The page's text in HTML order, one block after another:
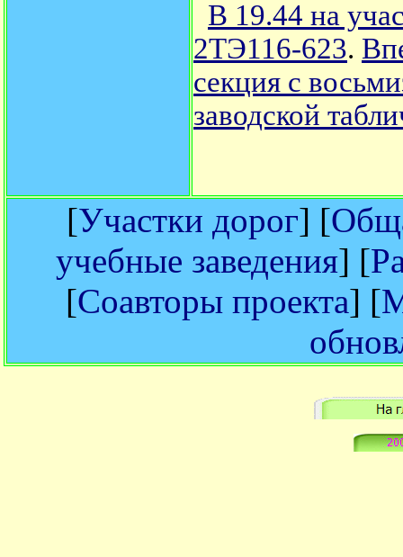
В 19.44 на
2ТЭ116-623.
секция с
заводской
[Участки дорог] [
учебные заведения] [
[Соавторы проекта] [